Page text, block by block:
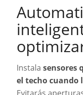
Instala sensores
el techo cuando